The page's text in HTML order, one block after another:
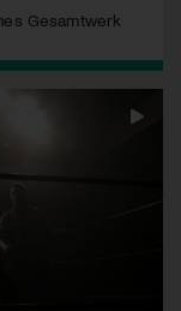
Gesamtwerk